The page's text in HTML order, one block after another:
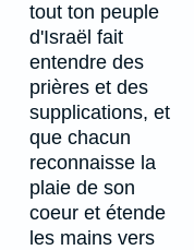
tout ton peuple
d'Israël fait
entendre des
prières et des
supplications, et
que chacun
reconnaisse la
plaie de son
coeur et étende
les mains vers